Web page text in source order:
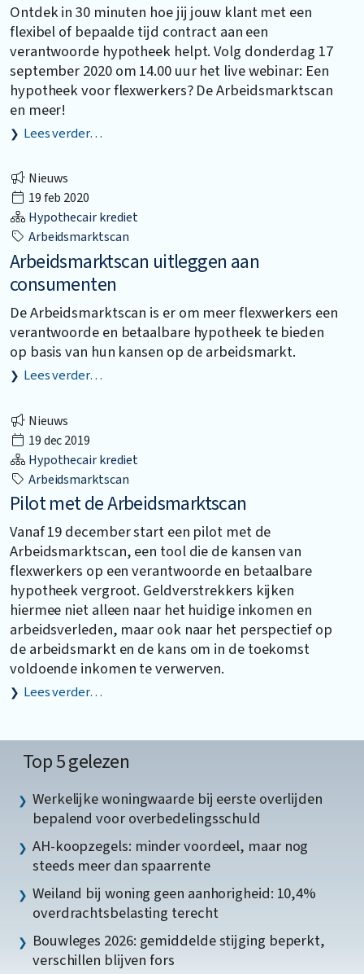
Ontdek in 30 minuten hoe jij jouw klant met een
flexibel of bepaalde tijd contract aan een
verantwoorde hypotheek helpt. Volg donderdag 17
september 2020 om 14.00 uur het live webinar: Een
hypotheek voor flexwerkers? De Arbeidsmarktscan
en meer!
Lees verder…
Nieuws
19 feb 2020
Hypothecair krediet
Arbeidsmarktscan
Arbeidsmarktscan uitleggen aan
consumenten
De Arbeidsmarktscan is er om meer flexwerkers een
verantwoorde en betaalbare hypotheek te bieden
op basis van hun kansen op de arbeidsmarkt.
Lees verder…
Nieuws
19 dec 2019
Hypothecair krediet
Arbeidsmarktscan
Pilot met de Arbeidsmarktscan
Vanaf 19 december start een pilot met de
Arbeidsmarktscan, een tool die de kansen van
flexwerkers op een verantwoorde en betaalbare
hypotheek vergroot. Geldverstrekkers kijken
hiermee niet alleen naar het huidige inkomen en
arbeidsverleden, maar ook naar het perspectief op
de arbeidsmarkt en de kans om in de toekomst
voldoende inkomen te verwerven.
Lees verder…
Top 5 gelezen
Werkelijke woningwaarde bij eerste overlijden
bepalend voor overbedelingsschuld
AH-koopzegels: minder voordeel, maar nog
steeds meer dan spaarrente
Weiland bij woning geen aanhorigheid: 10,4%
overdrachtsbelasting terecht
Bouwleges 2026: gemiddelde stijging beperkt,
verschillen blijven fors